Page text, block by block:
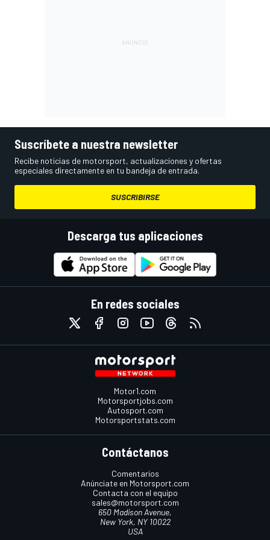
Suscríbete a nuestra newsletter
Recibe noticias de motorsport, actualizaciones y ofertas
especiales directamente en tu bandeja de entrada.
SUSCRIBIRSE
Descarga tus aplicaciones
En redes sociales
Motor1.com
Motorsportjobs.com
Autosport.com
Motorsportstats.com
Contáctanos
Comentarios
Anúnciate en Motorsport.com
Contacta con el equipo
sales@motorsport.com
650 Madison Avenue,
New York, NY 10022
USA